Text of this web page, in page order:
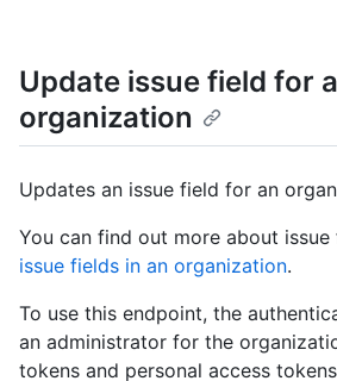
Update issue field for
organization
Updates an issue field for an
You can find out more about issue
issue fields in an organization.
To use this endpoint, the
an administrator for the
tokens and personal access